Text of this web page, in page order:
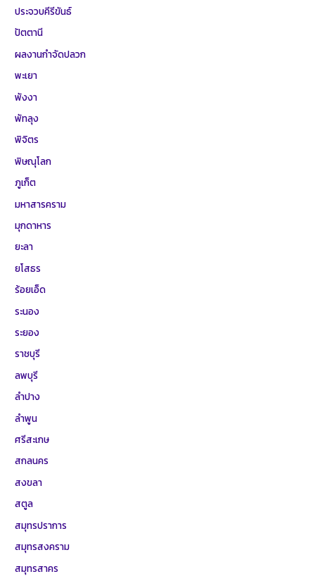
ประจวบคีรีขันธ์
ปัตตานี
ผลงานกำจัดปลวก
พะเยา
พังงา
พัทลุง
พิจิตร
พิษณุโลก
ภูเก็ต
มหาสารคราม
มุกดาหาร
ยะลา
ยโสธร
ร้อยเอ็ด
ระนอง
ระยอง
ราชบุรี
ลพบุรี
ลำปาง
ลำพูน
ศรีสะเกษ
สกลนคร
สงขลา
สตูล
สมุทรปราการ
สมุทรสงคราม
สมุทรสาคร